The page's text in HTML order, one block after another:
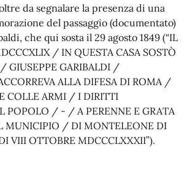
da segnalare la presenza di una
del passaggio (documentato)
che qui sosta il 29 agosto 1849 (“IL
/ IN QUESTA CASA SOSTÒ
/ GIUSEPPE GARIBALDI /
ALLA DIFESA DI ROMA /
COLLE ARMI / I DIRITTI
POPOLO / - / A PERENNE E GRATA
MUNICIPIO / DI MONTELEONE DI
VIII OTTOBRE MDCCCLXXXII”).